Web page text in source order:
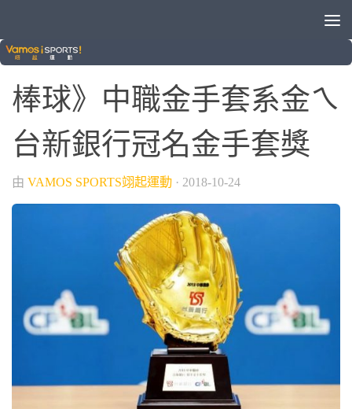
中華職棒 / 球類運動
棒球》中職金手套系金ㄟ
台新銀行冠名金手套獎
由 VAMOS SPORTS翊起運動 · 2018-10-24